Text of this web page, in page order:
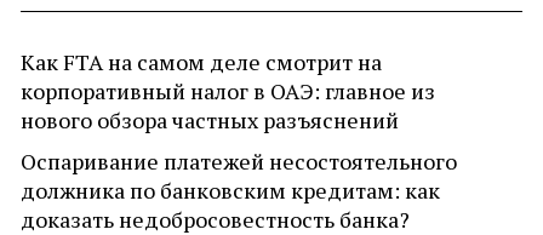
Как FTA на самом деле смотрит на
корпоративный налог в ОАЭ: главное из
нового обзора частных разъяснений
Оспаривание платежей несостоятельного
должника по банковским кредитам: как
доказать недобросовестность банка?